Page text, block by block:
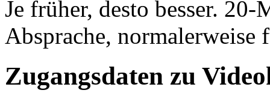
Je früher, desto besser.
Absprache, normalerweise
Zugangsdaten zu